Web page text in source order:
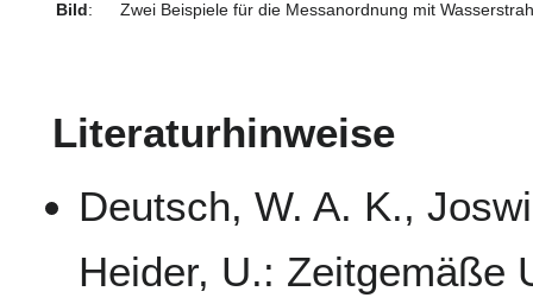
Bild: Zwei Beispiele für die Messanordnung mit
Literaturhinweise
Deutsch, W. A. K.,
Heider, U.: Zeitgemäße